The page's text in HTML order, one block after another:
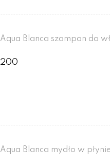
Aqua Blanca szampon do
200
Aqua Blanca mydło w